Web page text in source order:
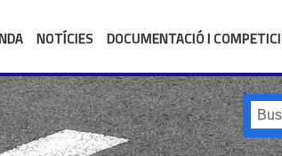
NOTÍCIES DOCUMENTACIÓ I